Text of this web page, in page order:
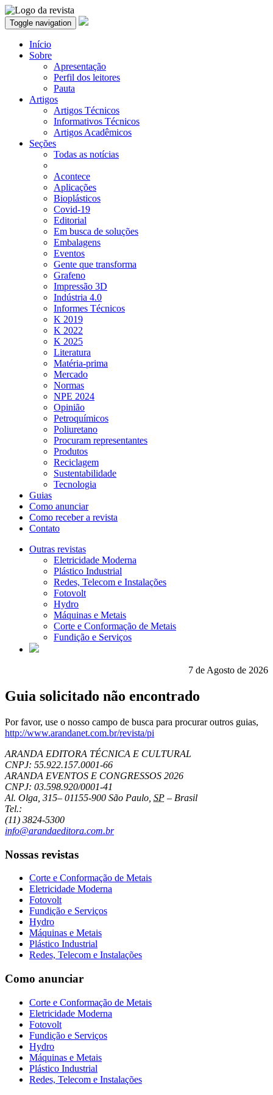
Toggle navigation
Início
Sobre
Apresentação
Perfil dos leitores
Pauta
Artigos
Artigos Técnicos
Informativos Técnicos
Artigos Acadêmicos
Seções
Todas as notícias
Acontece
Aplicações
Bioplásticos
Covid-19
Editorial
Em busca de soluções
Embalagens
Eventos
Gente que transforma
Grafeno
Impressão 3D
Indústria 4.0
Informes Técnicos
K 2019
K 2022
K 2025
Literatura
Matéria-prima
Mercado
Normas
NPE 2024
Opinião
Petroquímicos
Poliuretano
Procuram representantes
Produtos
Reciclagem
Sustentabilidade
Tecnologia
Guias
Como anunciar
Como receber a revista
Contato
Outras revistas
Eletricidade Moderna
Plástico Industrial
Redes, Telecom e Instalações
Fotovolt
Hydro
Máquinas e Metais
Corte e Conformação de Metais
Fundição e Serviços
7 de Agosto de 2026
Guia solicitado não encontrado
Por favor, use o nosso campo de busca para procurar outros guias,
http://www.arandanet.com.br/revista/pi
ARANDA EDITORA TÉCNICA E CULTURAL
CNPJ: 55.922.157.0001-66
ARANDA EVENTOS E CONGRESSOS 2026
CNPJ: 03.598.920/0001-41
Al. Olga, 315– 01155-900 São Paulo SP – Brasil
Tel.:
(11) 3824-5300
info@arandaeditora.com.br
Nossas revistas
Corte e Conformação de Metais
Eletricidade Moderna
Fotovolt
Fundição e Serviços
Hydro
Máquinas e Metais
Plástico Industrial
Redes, Telecom e Instalações
Como anunciar
Corte e Conformação de Metais
Eletricidade Moderna
Fotovolt
Fundição e Serviços
Hydro
Máquinas e Metais
Plástico Industrial
Redes, Telecom e Instalações